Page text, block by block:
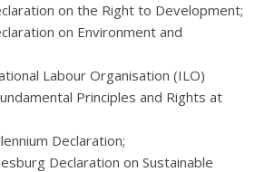
on the Right to Development;
on Environment and
Labour Organisation (ILO)
Principles and Rights at
Declaration;
Declaration on Sustainable